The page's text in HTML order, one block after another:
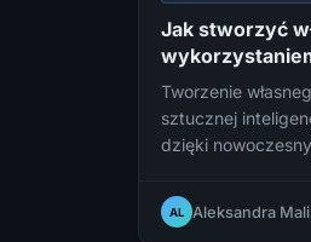
Jak stworzyć
Tworzenie
sztucznej
dzięki
programistycznej
funkcjonalnego
AL Aleksandra